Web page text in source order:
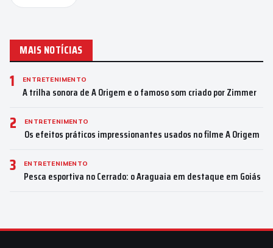
MAIS NOTÍCIAS
1 ENTRETENIMENTO
A trilha sonora de A Origem e o famoso som criado por Zimmer
2 ENTRETENIMENTO
Os efeitos práticos impressionantes usados no filme A Origem
3 ENTRETENIMENTO
Pesca esportiva no Cerrado: o Araguaia em destaque em Goiás